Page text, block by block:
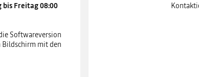
bis Freitag 08:00
Softwareversion
Bildschirm mit den